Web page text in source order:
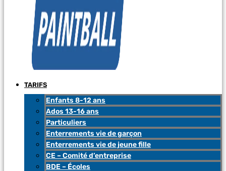
TARIFS
Enfants 8-12 ans
Ados 13-16 ans
Particuliers
Enterrements vie de garçon
Enterrements vie de jeune fille
CE – Comité d’entreprise
BDE – Écoles